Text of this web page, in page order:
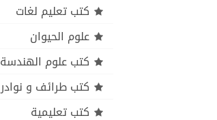
كتب تعليم لغات
علوم الحيوان
كتب علوم الهندسة
كتب طرائف و نوادر
كتب تعليمية